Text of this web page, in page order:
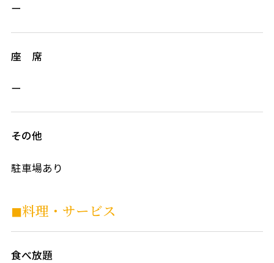
ー
座 席
ー
その他
駐車場あり
◼︎料理・サービス
食べ放題